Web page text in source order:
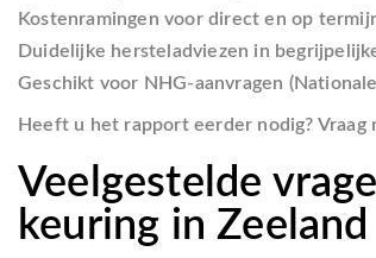
Kostenramingen voor direct en op
Duidelijke hersteladviezen in
Geschikt voor NHG-aanvragen
Heeft u het rapport eerder nodig? Vraag
Veelgestelde
keuring in Zeeland